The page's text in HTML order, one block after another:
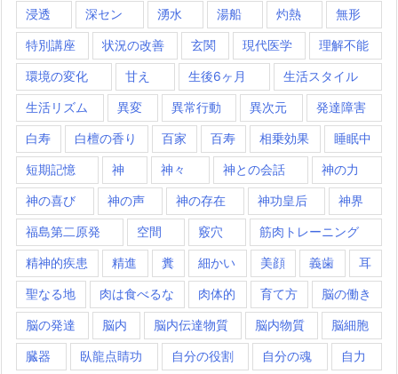
浸透 深セン 湧水 湯船 灼熱 無形
特別講座 状況の改善 玄関 現代医学 理解不能
環境の変化 甘え 生後6ヶ月 生活スタイル
生活リズム 異変 異常行動 異次元 発達障害
白寿 白檀の香り 百家 百寿 相乗効果 睡眠中
短期記憶 神 神々 神との会話 神の力
神の喜び 神の声 神の存在 神功皇后 神界
福島第二原発 空間 竅穴 筋肉トレーニング
精神的疾患 精進 糞 細かい 美顔 義歯 耳
聖なる地 肉は食べるな 肉体的 育て方 脳の働き
脳の発達 脳内 脳内伝達物質 脳内物質 脳細胞
臓器 臥龍点睛功 自分の役割 自分の魂 自力